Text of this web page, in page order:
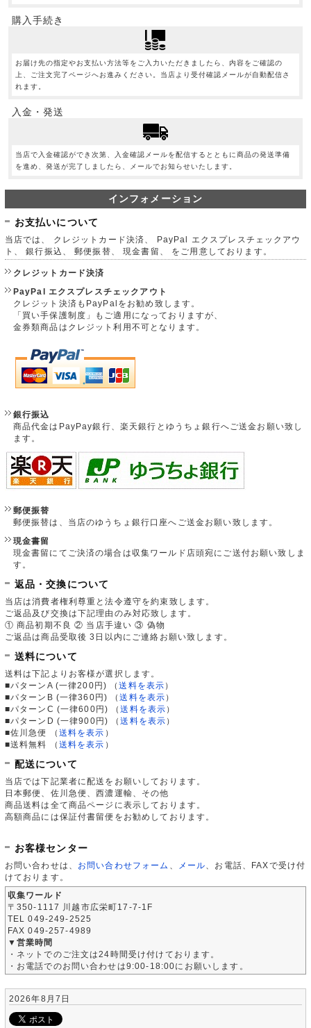
購入手続き
お届け先の指定やお支払い方法等をご入力いただきましたら、内容をご確認の
上、ご注文完了ページへお進みください。当店より受付確認メールが自動配信さ
れます。
入金・発送
当店で入金確認ができ次第、入金確認メールを配信するとともに商品の発送準備
を進め、発送が完了しましたら、メールでお知らせいたします。
インフォメーション
お支払いについて
当店では、 クレジットカード決済、 PayPal エクスプレスチェックアウ
ト、 銀行振込、 郵便振替、 現金書留、 をご用意しております。
クレジットカード決済
PayPal エクスプレスチェックアウト
クレジット決済もPayPalをお勧め致します。
「買い手保護制度」もご適用になっておりますが、
金券類商品はクレジット利用不可となります。
銀行振込
商品代金はPayPay銀行、楽天銀行とゆうちょ銀行へご送金お願い致し
ます。
郵便振替
郵便振替は、当店のゆうちょ銀行口座へご送金お願い致します。
現金書留
現金書留にてご決済の場合は収集ワールド店頭宛にご送付お願い致しま
す。
返品・交換について
当店は消費者権利尊重と法令遵守を約束致します。
ご返品及び交換は下記理由のみ対応致します。
① 商品初期不良 ② 当店手違い ③ 偽物
ご返品は商品受取後 3日以内にご連絡お願い致します。
送料について
送料は下記よりお客様が選択します。
■パターンA (一律200円)
（送料を表示 ）
■パターンB (一律360円)
（送料を表示 ）
■パターンC (一律600円)
（送料を表示 ）
■パターンD (一律900円)
（送料を表示 ）
■佐川急便
（ 送料を表示 ）
■送料無料
（ 送料を表示 ）
配送について
当店では下記業者に配送をお願いしております。
日本郵便、佐川急便、西濃運輸、その他
商品送料は全て商品ページに表示しております。
高額商品には保証付書留便をお勧めしております。
お客様センター
お問い合わせは、 お問い合わせフォーム メール 、お電話、FAXで受け付
けております。
収集ワールド
〒350-1117 川越市広栄町17-7-1F
TEL 049-249-2525
FAX 049-257-4989
▼営業時間
・ネットでのご注文は24時間受け付けております。
・お電話でのお問い合わせは9:00-18:00にお願いします。
2026年8月7日